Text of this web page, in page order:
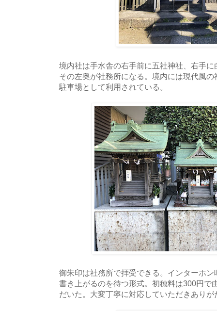
境内社は手水舎の右手前に五社神社、右手
その左奥が社務所になる。境内には現代風
駐車場として利用されている。
御朱印は社務所で拝受できる。インターホ
書き上がるのを待つ形式。初穂料は300円で
だいた。大変丁寧に対応していただきありが